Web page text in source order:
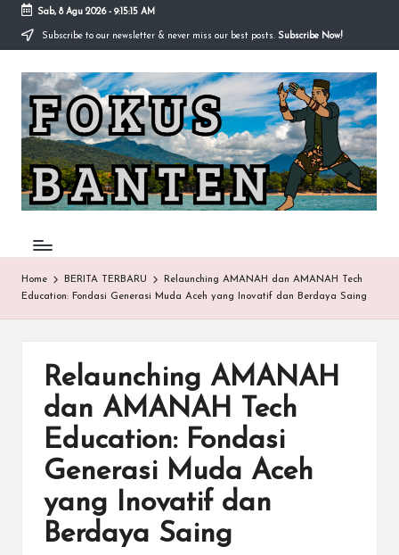
Skip
content
Sab, 8 Agu 2026- 9:15:16 AM
Subscribe to our newsletter & never miss our best posts. Subscribe Now!
F
O
K
U
S-
B
A
N
O
M
Home BERITA TERBARU
Relaunching AMANAH dan AMANAH Tech
Education: Fondasi Generasi Muda Aceh yang Inovatif dan Berdaya Saing
Relaunching AMANAH
dan AMANAH Tech
Education: Fondasi
Generasi Muda Aceh
yang Inovatif dan
Berdaya Saing